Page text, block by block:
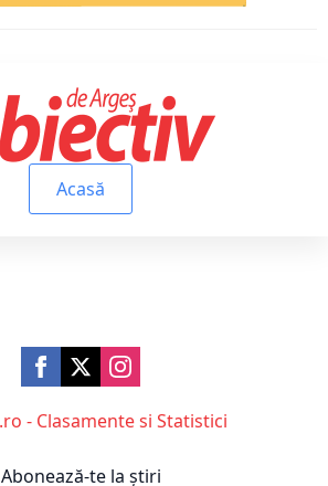
Acasă
Abonează-te la știri